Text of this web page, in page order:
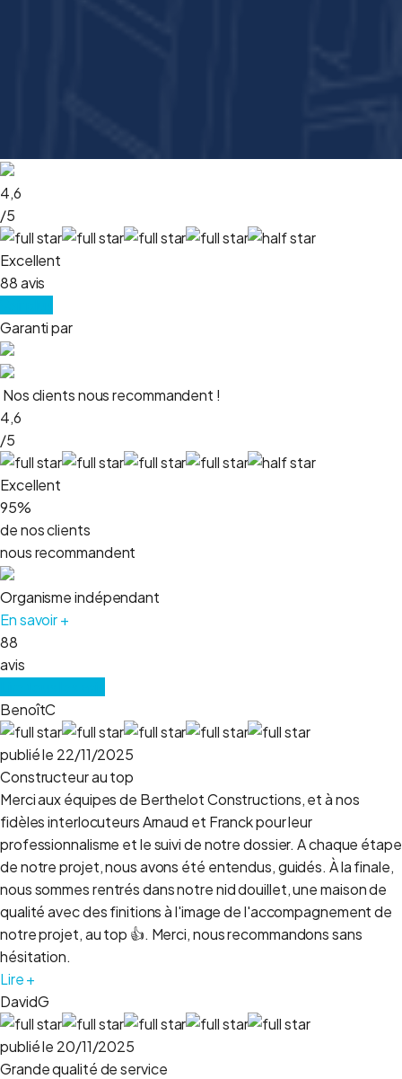
4,6
/5
Excellent
88 avis
Garanti par
Nos clients nous recommandent !
4,6
/5
Excellent
95%
de nos clients
nous recommandent
Organisme indépendant
En savoir +
88
avis
BenoîtC
publié le 22/11/2025
Constructeur au top
Merci aux équipes de Berthelot Constructions, et à nos
fidèles interlocuteurs Arnaud et Franck pour leur
professionnalisme et le suivi de notre dossier. A chaque étape
de notre projet, nous avons été entendus, guidés. À la finale,
nous sommes rentrés dans notre nid douillet, une maison de
qualité avec des finitions à l'image de l'accompagnement de
notre projet, au top 👍. Merci, nous recommandons sans
hésitation.
Lire +
DavidG
publié le 20/11/2025
Grande qualité de service